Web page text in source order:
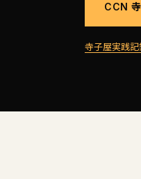
CCN
寺子屋実践記